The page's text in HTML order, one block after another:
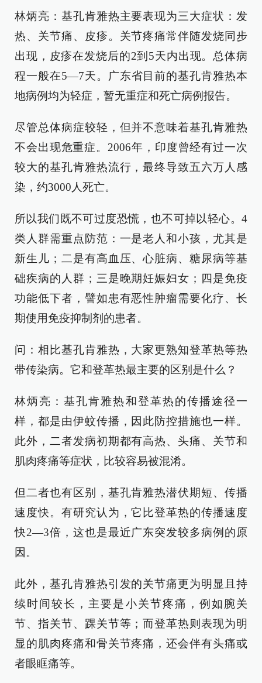
林炳亮：基孔肯雅热主要表现为三大症状：发
热、关节痛、皮疹。关节疼痛常伴随发烧同步
出现，皮疹在发烧后的2到5天内出现。总体病
程一般在5—7天。广东省目前的基孔肯雅热本
地病例均为轻症，暂无重症和死亡病例报告。
尽管总体病症较轻，但并不意味着基孔肯雅热
不会出现危重症。2006年，印度曾经有过一次
较大的基孔肯雅热流行，最终导致五六万人感
染，约3000人死亡。
所以我们既不可过度恐慌，也不可掉以轻心。4
类人群需重点防范：一是老人和小孩，尤其是
新生儿；二是有高血压、心脏病、糖尿病等基
础疾病的人群；三是晚期妊娠妇女；四是免疫
功能低下者，譬如患有恶性肿瘤需要化疗、长
期使用免疫抑制剂的患者。
问：相比基孔肯雅热，大家更熟知登革热等热
带传染病。它和登革热最主要的区别是什么？
林炳亮：基孔肯雅热和登革热的传播途径一
样，都是由伊蚊传播，因此防控措施也一样。
此外，二者发病初期都有高热、头痛、关节和
肌肉疼痛等症状，比较容易被混淆。
但二者也有区别，基孔肯雅热潜伏期短、传播
速度快。有研究认为，它比登革热的传播速度
快2—3倍，这也是最近广东突发较多病例的原
因。
此外，基孔肯雅热引发的关节痛更为明显且持
续时间较长，主要是小关节疼痛，例如腕关
节、指关节、踝关节等；而登革热则表现为明
显的肌肉疼痛和骨关节疼痛，还会伴有头痛或
者眼眶痛等。